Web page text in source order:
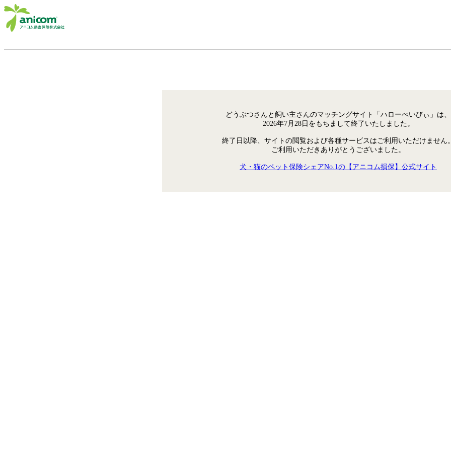
どうぶつさんと飼い主さんのマッチングサイト「ハローべいびぃ」は、
2026年7月28日をもちまして終了いたしました。
終了日以降、サイトの閲覧および各種サービスはご利用いただけません
ご利用いただきありがとうございました。
犬・猫のペット保険シェアNo.1の【アニコム損保】公式サイト